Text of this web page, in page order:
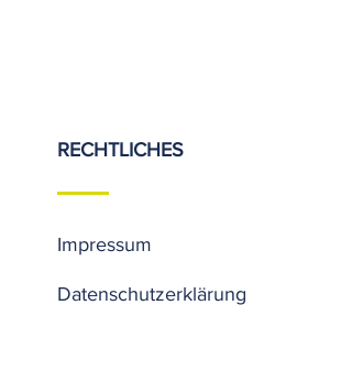
RECHTLICHES
Impressum
Datenschutzerklärung